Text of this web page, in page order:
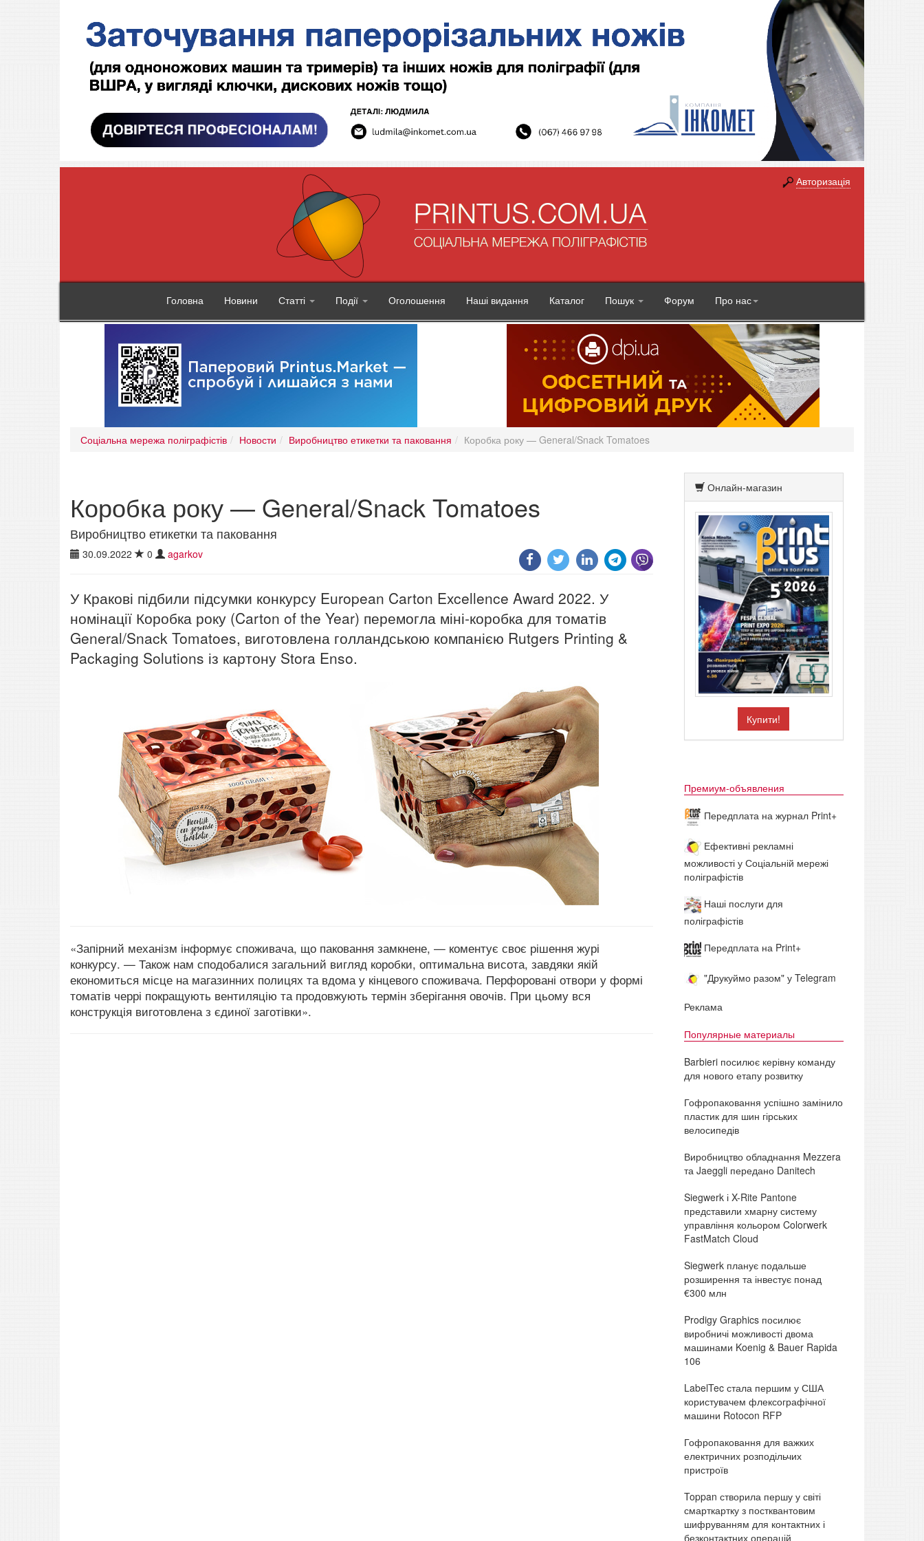
Авторизація
Головна Новини Статті Події Оголошення Наші видання Каталог Пошук Форум Про нас
Соціальна мережа поліграфістів Новости Виробництво етикетки та паковання Коробка року — General/Snack Tomatoes
Коробка року — General/Snack Tomatoes
Виробництво етикетки та паковання
30.09.2022 0 agarkov
У Кракові підбили підсумки конкурсу European Carton Excellence Award 2022. У
номінації Коробка року (Carton of the Year) перемогла міні-коробка для томатів
General/Snack Tomatoes, виготовлена голландською компанією Rutgers Printing &
Packaging Solutions із картону Stora Enso.
«Запірний механізм інформує споживача, що паковання замкнене, — коментує своє рішення журі
конкурсу. — Також нам сподобалися загальний вигляд коробки, оптимальна висота, завдяки якій
економиться місце на магазинних полицях та вдома у кінцевого споживача. Перфоровані отвори у формі
томатів черрі покращують вентиляцію та продовжують термін зберігання овочів. При цьому вся
конструкція виготовлена ​​з єдиної заготівки».
Онлайн-магазин
Купити!
Премиум-объявления
Передплата на журнал Print+
Ефективні рекламні
можливості у Соціальній мережі
поліграфістів
Наші послуги для
поліграфістів
Передплата на Print+
"Друкуймо разом" у Telegram
Реклама
Популярные материалы
Barbieri посилює керівну команду
для нового етапу розвитку
Гофропаковання успішно замінило
пластик для шин гірських
велосипедів
Виробництво обладнання Mezzera
та Jaeggli передано Danitech
Siegwerk і X-Rite Pantone
представили хмарну систему
управління кольором Colorwerk
FastMatch Cloud
Siegwerk планує подальше
розширення та інвестує понад
€300 млн
Prodigy Graphics посилює
виробничі можливості двома
машинами Koenig & Bauer Rapida
106
LabelTec стала першим у США
користувачем флексографічної
машини Rotocon RFP
Гофропаковання для важких
електричних розподільчих
пристроїв
Toppan створила першу у світі
смарткартку з постквантовим
шифруванням для контактних і
безконтактних операцій